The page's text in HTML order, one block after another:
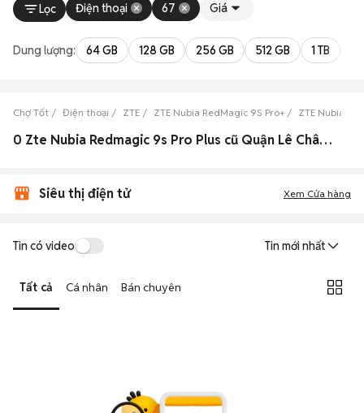
Lọc Điện thoại 67 Giá
Dung lượng: 64 GB 128 GB 256 GB 512 GB 1 TB
Chợ Tốt Điện thoại ZTE ZTE Nubia RedMagic 9S Pro+ ZTE Nubia
0 Zte Nubia Redmagic 9s Pro Plus cũ Quận Lê Chân, Hải Phòng đẹp
Siêu thị điện tử Xem Cửa hàng
Tin có video Tin mới nhất
Tất cả Cá nhân Bán chuyên